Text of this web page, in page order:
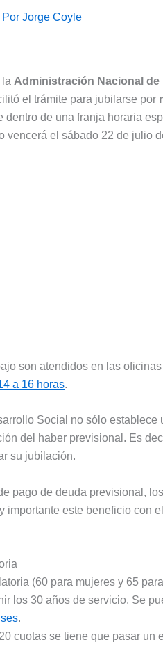
Por Jorge Coyle
Administración Nacional de
el trámite para jubilarse por
dentro de una franja horaria
vencerá el sábado 22 de julio
son atendidos en las
a 16 horas.
Social no sólo
del haber previsional. Es
su jubilación.
pago de deuda previsional,
importante este beneficio con
(60 para mujeres y 65
los 30 años de servicio. Se
.
cuotas se tiene que pasar un